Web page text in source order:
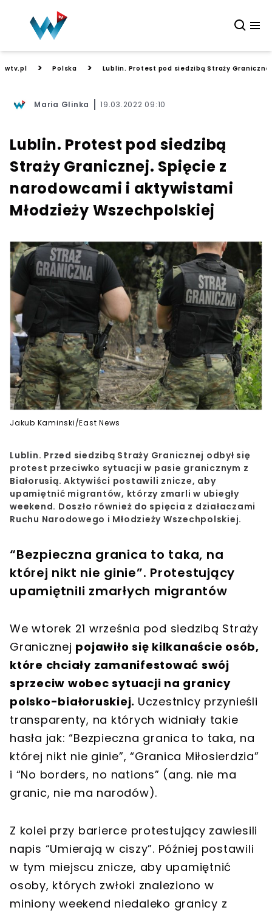
wtv.pl > Polska > Lublin. Protest pod siedzibą Straży
Maria Glinka 19.03.2022 09:10
Lublin. Protest pod siedzibą
Straży Granicznej. Spięcie z
narodowcami i aktywistami
Młodzieży Wszechpolskiej
Jakub Kaminski/East News
Lublin. Przed siedzibą Straży Granicznej odbył się
protest przeciwko sytuacji w pasie granicznym z
Białorusią. Aktywiści postawili znicze, aby
upamiętnić migrantów, którzy zmarli w ubiegły
weekend. Doszło również do spięcia z działaczami
Ruchu Narodowego i Młodzieży Wszechpolskiej.
“Bezpieczna granica to taka, na
której nikt nie ginie”. Protestujący
upamiętnili zmarłych migrantów
We wtorek 21 września pod siedzibą Straży
Granicznej pojawiło się kilkanaście osób,
które chciały zamanifestować swój
sprzeciw wobec sytuacji na granicy
polsko-białoruskiej. Uczestnicy przynieśli
transparenty, na których widniały takie
hasła jak: “Bezpieczna granica to taka, na
której nikt nie ginie”, “Granica Miłosierdzia”
i “No borders, no nations” (ang. nie ma
granic, nie ma narodów).
Z kolei przy barierce protestujący zawiesili
napis “Umierają w ciszy”. Później postawili
w tym miejscu znicze, aby upamiętnić
osoby, których zwłoki znaleziono w
miniony weekend niedaleko granicy z